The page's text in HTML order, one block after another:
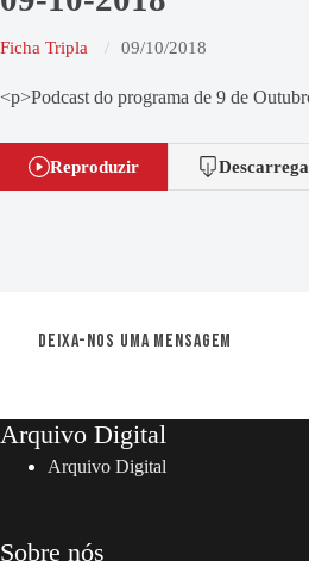
Ficha Tripla 09/10/2018
<p>Podcast do programa de 9 de
Reproduzir
Deixa-nos uma mensagem
Arquivo Digital
Arquivo Digital
Sobre nós